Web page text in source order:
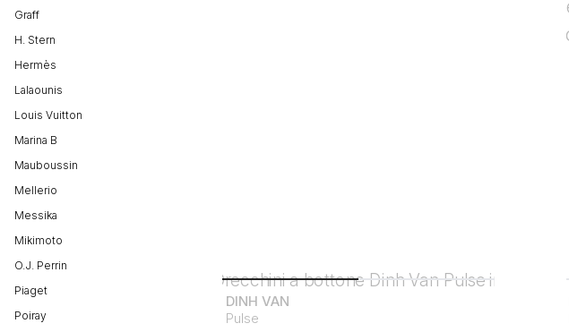
Graff
H. Stern
Hermès
Lalaounis
Louis Vuitton
Marina B
Mauboussin
Mellerio
Messika
Mikimoto
O.J. Perrin
Piaget
Poiray
DINH VAN
Pulse